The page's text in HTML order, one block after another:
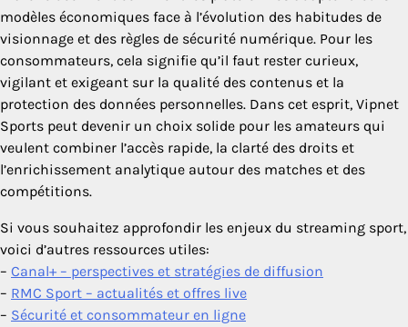
modèles économiques face à l’évolution des habitudes de
visionnage et des règles de sécurité numérique. Pour les
consommateurs, cela signifie qu’il faut rester curieux,
vigilant et exigeant sur la qualité des contenus et la
protection des données personnelles. Dans cet esprit, Vipnet
Sports peut devenir un choix solide pour les amateurs qui
veulent combiner l’accès rapide, la clarté des droits et
l’enrichissement analytique autour des matches et des
compétitions.
Si vous souhaitez approfondir les enjeux du streaming sport,
voici d’autres ressources utiles:
– Canal+ – perspectives et stratégies de diffusion
– RMC Sport – actualités et offres live
– Sécurité et consommateur en ligne